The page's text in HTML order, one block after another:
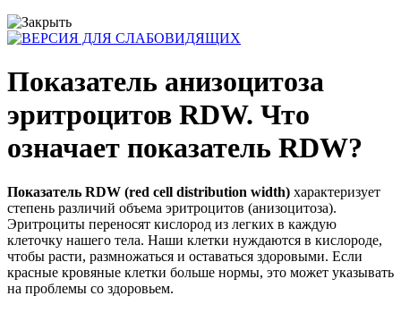
Показатель анизоцитоза
эритроцитов RDW. Что
означает показатель RDW?
Показатель RDW (red cell distribution width) характеризует
степень различий объема эритроцитов (анизоцитоза).
Эритроциты переносят кислород из легких в каждую
клеточку нашего тела. Наши клетки нуждаются в кислороде,
чтобы расти, размножаться и оставаться здоровыми. Если
красные кровяные клетки больше нормы, это может указывать
на проблемы со здоровьем.